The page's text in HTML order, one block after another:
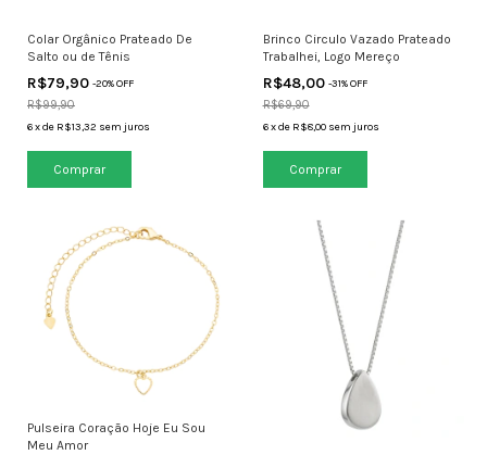
Colar Orgânico Prateado De
Salto ou de Tênis
R$79,90 -20% OFF
R$99,90
6xde R$13,32 sem juros
Brinco Circulo Vazado Prateado
Trabalhei, Logo Mereço
R$48,00 -31% OFF
R$69,90
6 xde R$8,00 sem juros
Pulseira Coração Hoje Eu Sou
Meu Amor